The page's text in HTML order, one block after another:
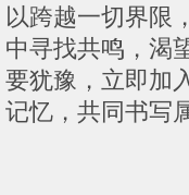
以跨越一切界限
中寻找共鸣，渴
要犹豫，立即加
记忆，共同书写